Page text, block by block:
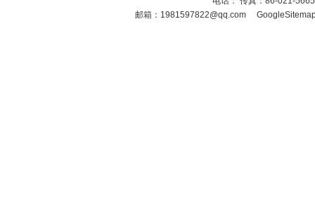
邮箱： 1981597822@qq.com